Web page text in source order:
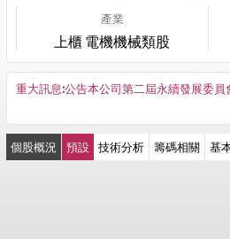
產業
上櫃 電機機械類股
重大訊息:公告本公司第二屆永續發展委員
個股概況 預設 技術分析 籌碼相關 基